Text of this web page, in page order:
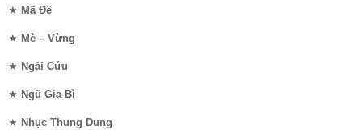
★ Mã Đề
★ Mè – Vừng
★ Ngải Cứu
★ Ngũ Gia Bì
★ Nhục Thung Dung